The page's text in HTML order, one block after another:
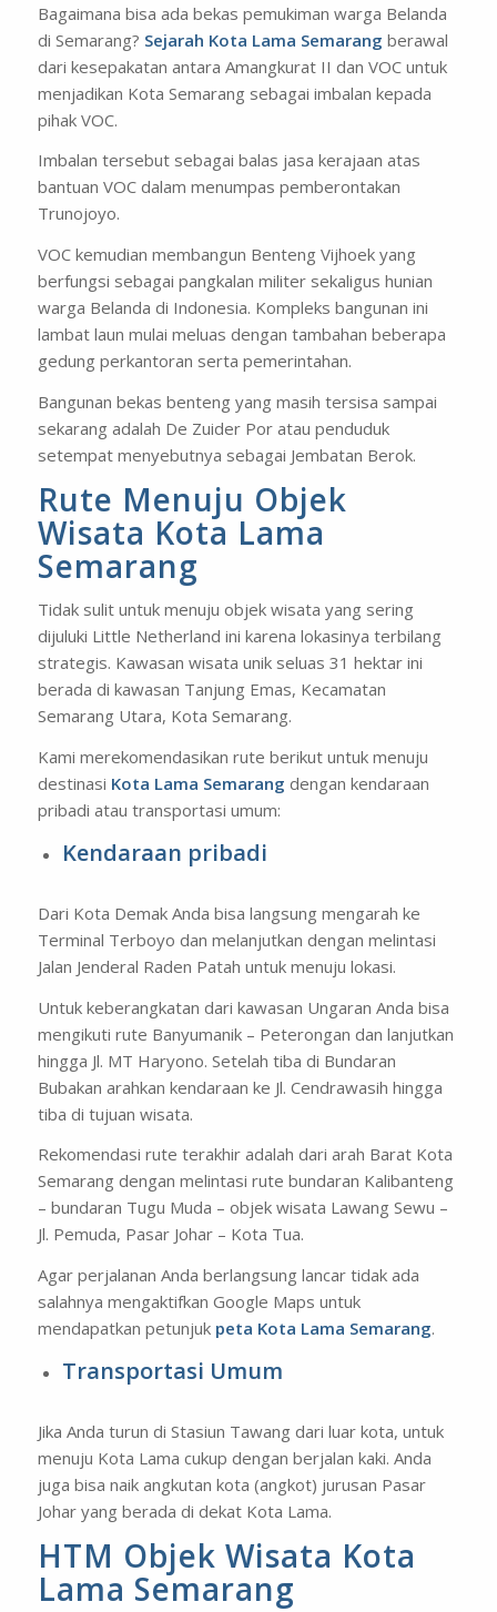
Bagaimana bisa ada bekas pemukiman warga Belanda
di Semarang? Sejarah Kota Lama Semarang berawal
dari kesepakatan antara Amangkurat II dan VOC untuk
menjadikan Kota Semarang sebagai imbalan kepada
pihak VOC.
Imbalan tersebut sebagai balas jasa kerajaan atas
bantuan VOC dalam menumpas pemberontakan
Trunojoyo.
VOC kemudian membangun Benteng Vijhoekyang
berfungsi sebagai pangkalan militer sekaligus hunian
warga Belanda di Indonesia. Kompleks bangunan ini
lambat laun mulai meluas dengan tambahan beberapa
gedung perkantoran serta pemerintahan.
Bangunan bekas benteng yang masih tersisa sampai
sekarang adalah De Zuider Por atau penduduk
setempat menyebutnya sebagai Jembatan Berok.
Rute Menuju Objek
Wisata Kota Lama
Semarang
Tidak sulit untuk menuju objek wisata yang sering
dijuluki Little Netherland ini karena lokasinya terbilang
strategis. Kawasan wisata unik seluas 31 hektar ini
berada di kawasan Tanjung Emas, Kecamatan
Semarang Utara, Kota Semarang.
Kami merekomendasikan rute berikut untuk menuju
destinasi Kota Lama Semarang dengan kendaraan
pribadi atau transportasi umum:
Kendaraan pribadi
Dari Kota Demak Anda bisa langsung mengarah ke
Terminal Terboyo dan melanjutkan dengan melintasi
Jalan Jenderal Raden Patah untuk menuju lokasi.
Untuk keberangkatan dari kawasan Ungaran Anda bisa
mengikuti rute Banyumanik – Peterongan dan lanjutkan
hingga Jl. MT Haryono. Setelah tiba di Bundaran
Bubakan arahkan kendaraan ke Jl. Cendrawasih hingga
tiba di tujuan wisata.
Rekomendasi rute terakhir adalah dari arah Barat Kota
Semarang dengan melintasi rute bundaran Kalibanteng
– bundaran Tugu Muda – objek wisata Lawang Sewu –
Jl. Pemuda, Pasar Johar – Kota Tua.
Agar perjalanan Anda berlangsung lancar tidak ada
salahnya mengaktifkan Google Maps untuk
mendapatkan petunjuk peta Kota Lama Semarang.
Transportasi Umum
Jika Anda turun di Stasiun Tawang dari luar kota, untuk
menuju Kota Lama cukup dengan berjalan kaki. Anda
juga bisa naik angkutan kota (angkot) jurusan Pasar
Johar yang berada di dekat Kota Lama.
HTM Objek Wisata Kota
Lama Semarang